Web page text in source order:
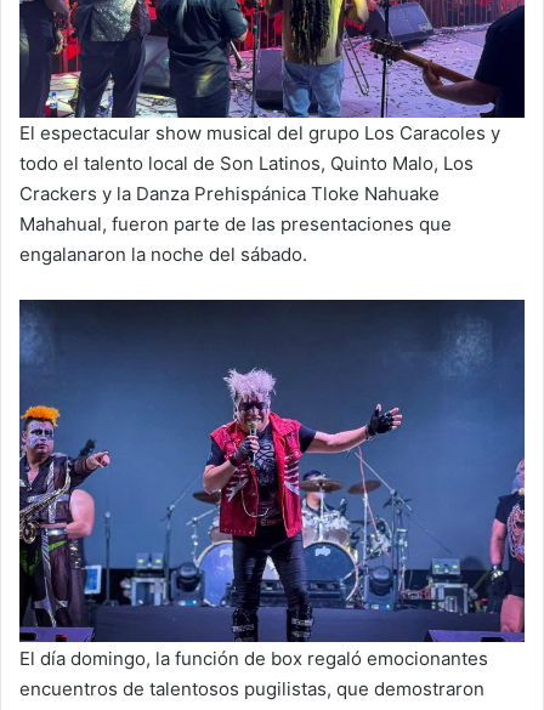
El espectacular show musical del grupo Los Caracoles y
todo el talento local de Son Latinos, Quinto Malo, Los
Crackers y la Danza Prehispánica Tloke Nahuake
Mahahual, fueron parte de las presentaciones que
engalanaron la noche del sábado.
El día domingo, la función de box regaló emocionantes
encuentros de talentosos pugilistas, que demostraron